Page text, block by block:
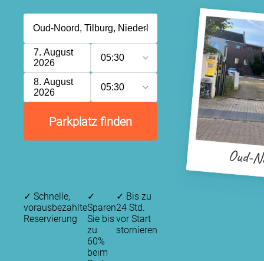
7. August
2026
05:30
8. August
2026
05:30
Parkplatz finden
Oud-
✓ Schnelle,
vorausbezahlte
Reservierung
✓
Sparen
Sie bis
zu
60%
beim
✓ Bis zu
24 Std.
vor Start
stornieren